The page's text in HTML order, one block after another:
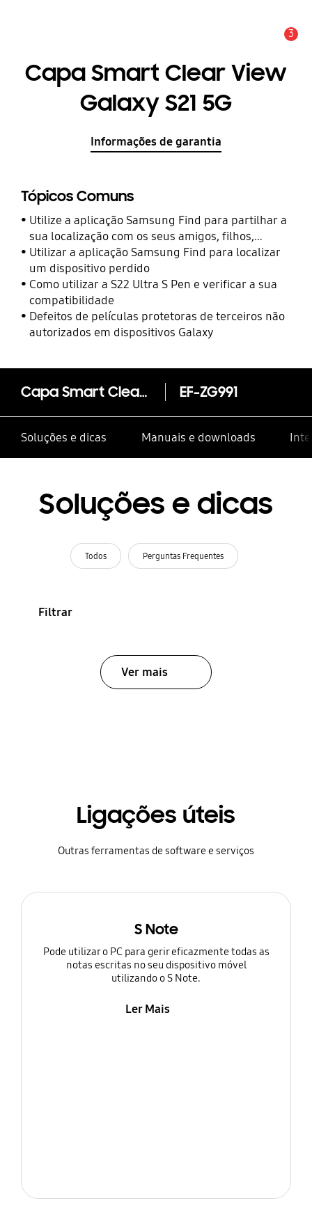
3
Capa Smart Clear View
Galaxy S21 5G
Informações de garantia
Tópicos Comuns
Utilize a aplicação Samsung Find para partilhar a
sua localização com os seus amigos, filhos,
familiares e outros contactos
Utilizar a aplicação Samsung Find para localizar
um dispositivo perdido
Como utilizar a S22 Ultra S Pen e verificar a sua
compatibilidade
Defeitos de películas protetoras de terceiros não
autorizados em dispositivos Galaxy
Capa Smart Clear View Galaxy S21 5G EF-ZG991
Soluções e dicas Manuais e downloads
Soluções e dicas
Todos Perguntas Frequentes
Filtrar
Ver mais
Ligações úteis
Outras ferramentas de software e serviços
S Note
Pode utilizar o PC para gerir eficazmente todas as
notas escritas no seu dispositivo móvel
utilizando o S Note.
Ler Mais